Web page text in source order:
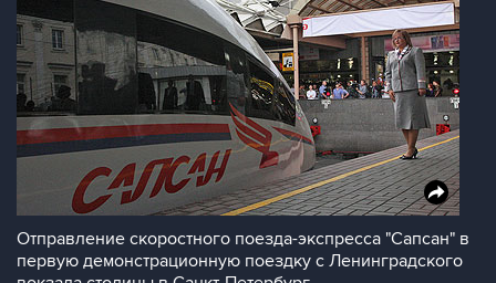
Отправление скоростного поезда-экспресса "Сапсан" в
первую демонстрационную поездку с Ленинградского